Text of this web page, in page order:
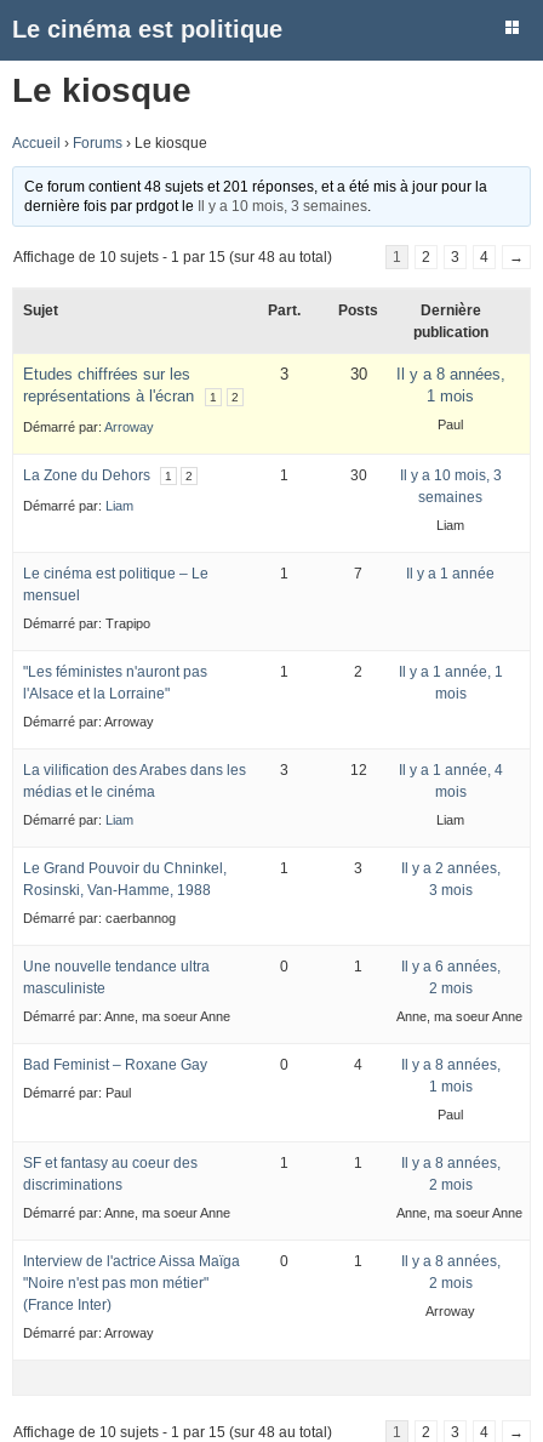
Le cinéma est politique
Le kiosque
Accueil › Forums › Le kiosque
Ce forum contient 48 sujets et 201 réponses, et a été mis à jour pour la
dernière fois parprdgotle Il y a 10 mois, 3 semaines
Affichage de 10 sujets - 1 par 15 (sur 48 au total) 1 2 3 4 →
Sujet Part. Posts
Dernière
publication
Etudes chiffrées sur les
représentations à l'écran
1 2
Démarré par: Arroway
3 30
Il y a 8 années,
1 mois
Paul
La Zone du Dehors 1 2
Démarré par: Liam
1 30
Il y a 10 mois, 3
semaines
Liam
Le cinéma est politique – Le
mensuel
Démarré par: Trapipo
1 7 Il y a 1 année
"Les féministes n'auront pas
l'Alsace et la Lorraine"
Démarré par: Arroway
1 2
Il y a 1 année, 1
mois
La vilification des Arabes dans les
médias et le cinéma
Démarré par: Liam
3 12
Il y a 1 année, 4
mois
Liam
Le Grand Pouvoir du Chninkel,
Rosinski, Van-Hamme, 1988
Démarré par: caerbannog
1 3
Il y a 2 années,
3 mois
Une nouvelle tendance ultra
masculiniste
Démarré par: Anne, ma soeur Anne
0 1
Il y a 6 années,
2 mois
Anne, ma soeur Anne
Bad Feminist – Roxane Gay
Démarré par: Paul
0 4
Il y a 8 années,
1 mois
Paul
SF et fantasy au coeur des
discriminations
Démarré par: Anne, ma soeur Anne
1 1
Il y a 8 années,
2 mois
Anne, ma soeur Anne
Interview de l'actrice Aissa Maïga
"Noire n'est pas mon métier"
(France Inter)
Démarré par: Arroway
0 1
Il y a 8 années,
2 mois
Arroway
Affichage de 10 sujets - 1 par 15 (sur 48 au total) 1 2 3 4 →